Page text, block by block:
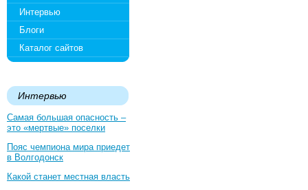
Интервью
Блоги
Каталог сайтов
Интервью
Самая большая опасность –
это «мертвые» поселки
Пояс чемпиона мира приедет
в Волгодонск
Какой станет местная власть